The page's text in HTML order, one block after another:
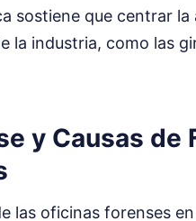
sostiene que centrar
la industria, como las
y Causas de
las oficinas forenses